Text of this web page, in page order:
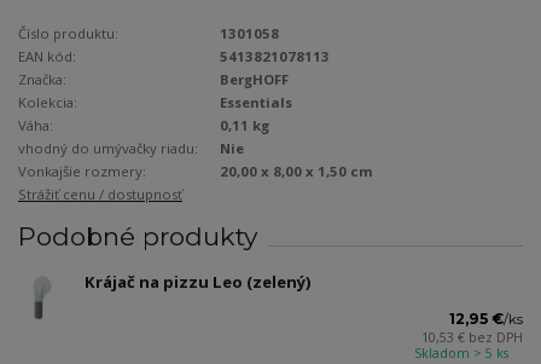
Číslo produktu:
1301058
EAN kód:
5413821078113
Značka:
BergHOFF
Kolekcia:
Essentials
Váha:
0,11 kg
vhodný do umývačky riadu:
Nie
Vonkajšie rozmery:
20,00 x 8,00 x 1,50 cm
Strážiť cenu / dostupnosť
Podobné produkty
Krájač na pizzu Leo (zelený)
12,95 €/ks
10,53 € bez DPH
Skladom > 5 ks